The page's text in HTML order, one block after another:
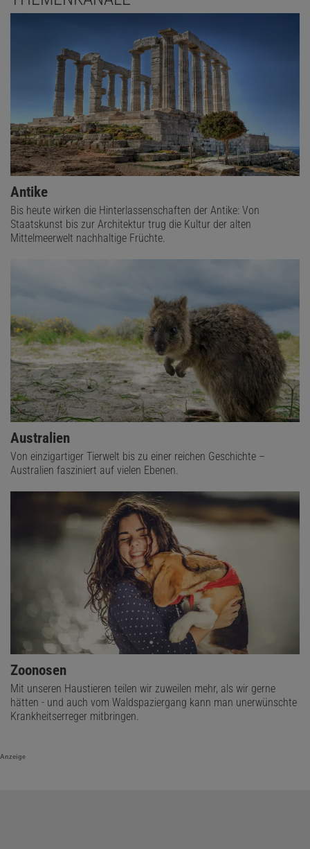
Antike
Bis heute wirken die Hinterlassenschaften der Antike: Von
Staatskunst bis zur Architektur trug die Kultur der alten
Mittelmeerwelt nachhaltige Früchte.
Australien
Von einzigartiger Tierwelt bis zu einer reichen Geschichte –
Australien fasziniert auf vielen Ebenen.
Zoonosen
Mit unseren Haustieren teilen wir zuweilen mehr, als wir gerne
hätten - und auch vom Waldspaziergang kann man unerwünschte
Krankheitserreger mitbringen.
Anzeige